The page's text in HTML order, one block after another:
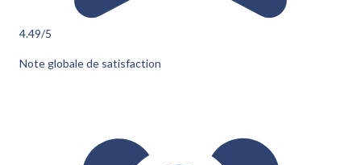
4.49/5
Note globale de satisfaction